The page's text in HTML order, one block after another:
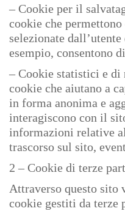
– Cookie per il
cookie che
selezionate
esempio, consentono
– Cookie statistici e di
cookie che aiutano a
in forma anonima e
interagiscono con il
informazioni relative
trascorso sul sito,
2 – Cookie di terze
Attraverso questo sito
cookie gestiti da terze